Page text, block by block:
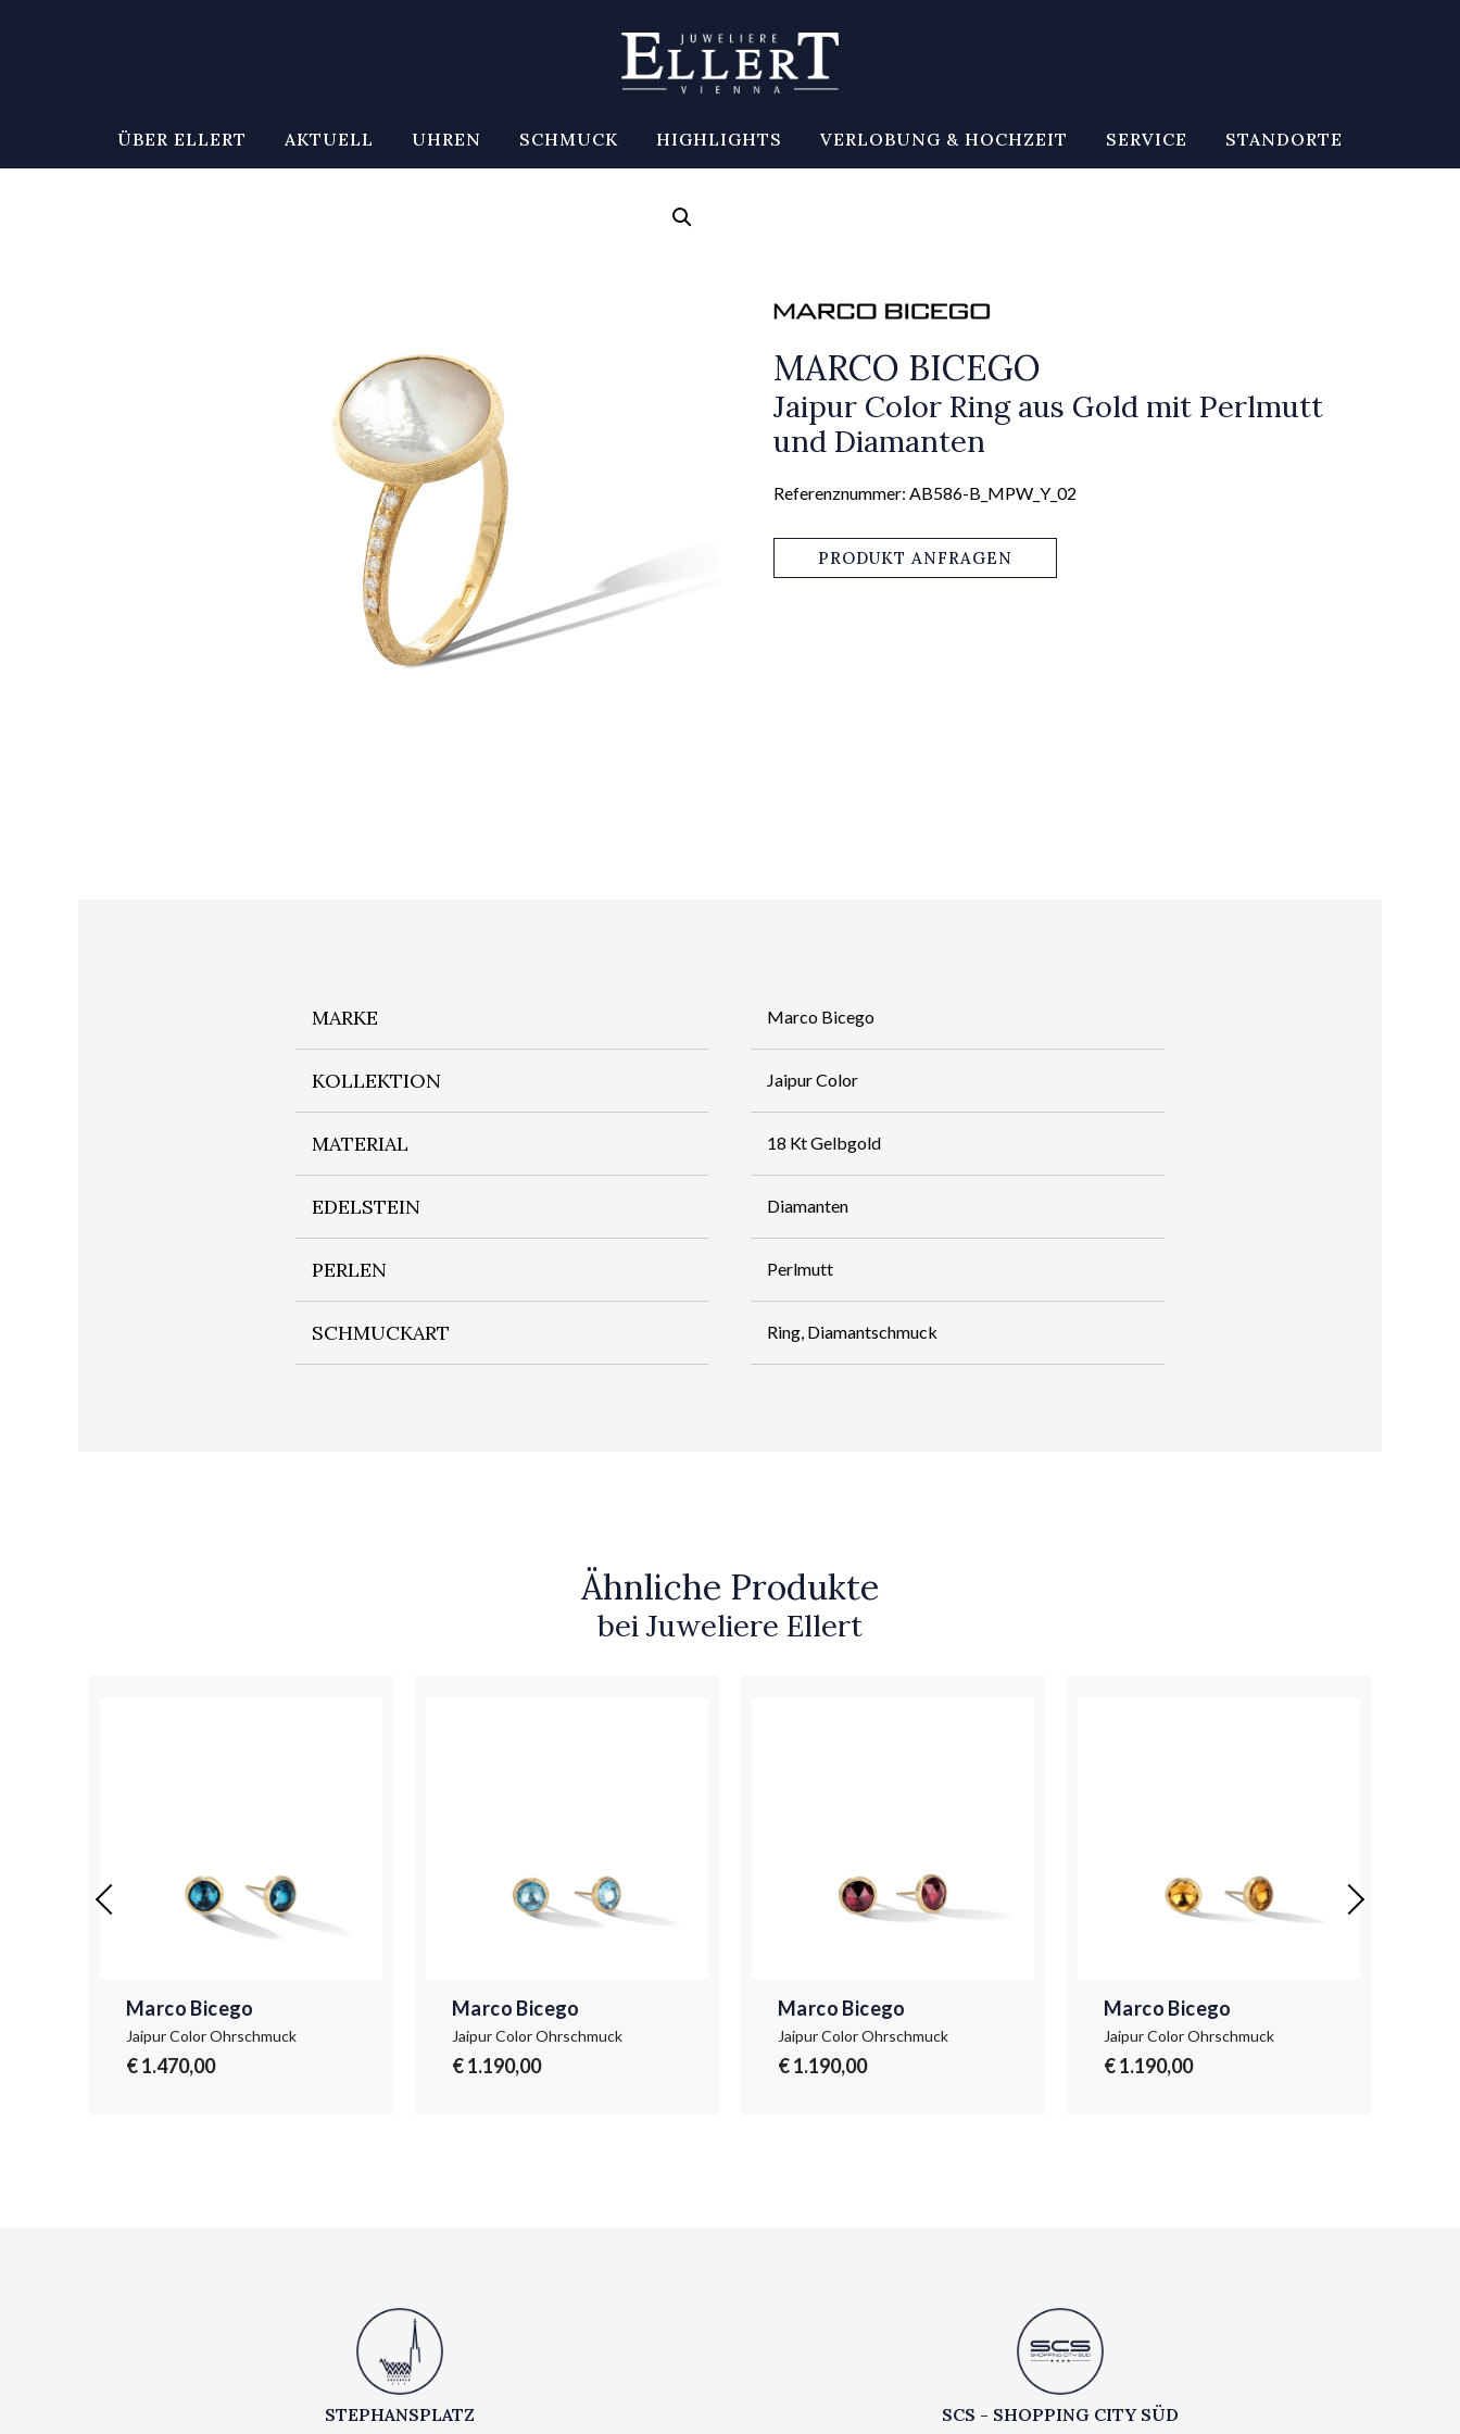
ÜBER ELLERT AKTUELL UHREN SCHMUCK HIGHLIGHTS VERLOBUNG & HOCHZEIT SERVICE STANDORTE
MARCO BICEGO
Jaipur Color Ring aus Gold mit Perlmutt
und Diamanten
Referenznummer: AB586-B_MPW_Y_02
PRODUKT ANFRAGEN
MARKE Marco Bicego
KOLLEKTION Jaipur Color
MATERIAL 18 Kt Gelbgold
EDELSTEIN Diamanten
PERLEN Perlmutt
SCHMUCKART Ring, Diamantschmuck
Ähnliche Produkte
bei Juweliere Ellert
Marco Bicego
Jaipur Color Ohrschmuck
€ 1.470,00
Marco Bicego
Jaipur Color Ohrschmuck
€ 1.190,00
Marco Bicego
Jaipur Color Ohrschmuck
€ 1.190,00
Marco Bicego
Jaipur Color Ohrschmuck
€ 1.190,00
STEPHANSPLATZ SCS - SHOPPING CITY SÜD